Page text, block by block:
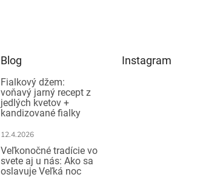
Blog
Fialkový džem:
voňavý jarný recept z
jedlých kvetov +
kandizované fialky
12.4.2026
Veľkonočné tradície vo
svete aj u nás: Ako sa
oslavuje Veľká noc
Instagram